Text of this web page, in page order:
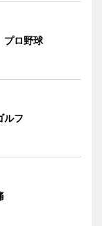
ロ野球
ルフ